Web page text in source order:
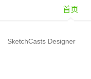
首页
SketchCasts Designer